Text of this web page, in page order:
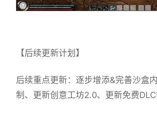
【后续更新计划】
后续重点更新：逐步增添&完善沙盒
制、更新创意工坊2.0、更新免费